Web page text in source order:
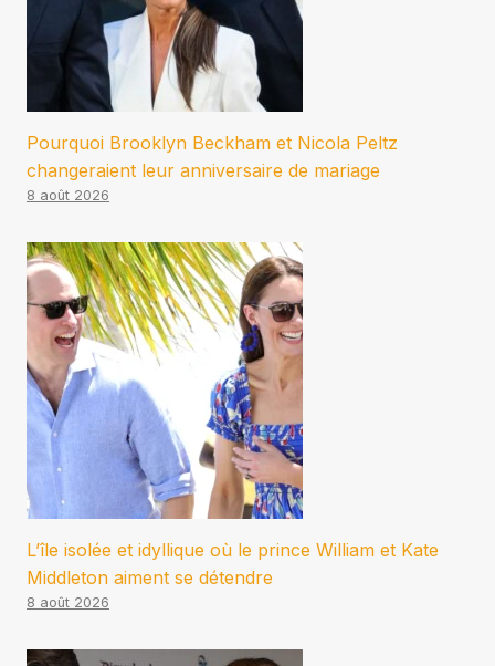
Pourquoi Brooklyn Beckham et Nicola Peltz
changeraient leur anniversaire de mariage
8 août 2026
L’île isolée et idyllique où le prince William et Kate
Middleton aiment se détendre
8 août 2026